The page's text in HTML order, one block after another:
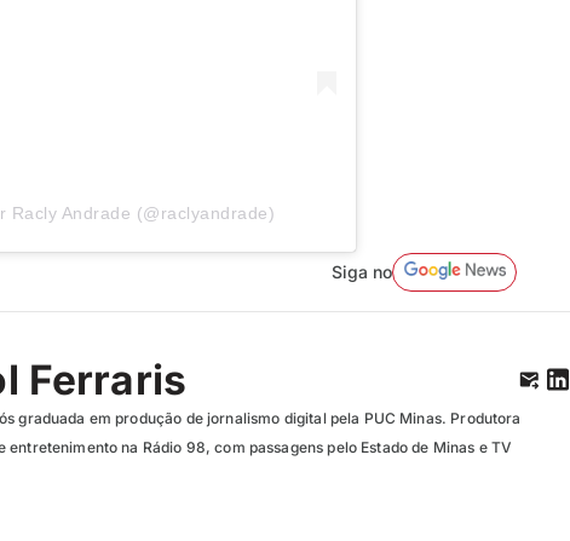
Racly Andrade (@raclyandrade)
Siga no
Ferraris
graduada em produção de jornalismo digital pela PUC Minas. Produtora
entretenimento na Rádio 98, com passagens pelo Estado de Minas e TV